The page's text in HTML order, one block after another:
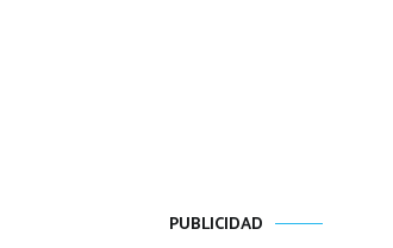
PUBLICIDAD